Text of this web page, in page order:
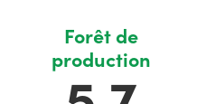
Forêt de
production